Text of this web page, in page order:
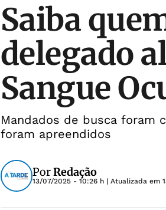
Saiba
delegado
Sangue
Mandados de busca foram
foram apreendidos
PorRedação
13/07/2025 - 10:26 h | Atualizada em